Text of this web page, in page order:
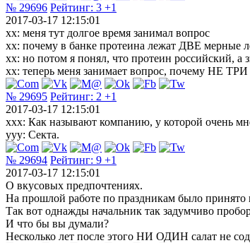
№ 29696 Рейтинг: 3 +1
2017-03-17 12:15:01
xx: меня тут долгое время занимал вопрос
xx: почему в банке протеина лежат ДВЕ мерные
xx: но потом я понял, что протеин российский, а
xx: теперь меня занимает вопрос, почему НЕ ТРИ
№ 29695 Рейтинг: 2 +1
2017-03-17 12:15:01
xxx: Как называют компанию, у которой очень
yyy: Cекта.
№ 29694 Рейтинг: 9 +1
2017-03-17 12:15:01
О вкусовых предпочтениях.
На прошлой работе по праздникам было принято
Так вот однажды начальник так задумчиво
И что бы вы думали?
Несколько лет после этого НИ ОДИН салат не